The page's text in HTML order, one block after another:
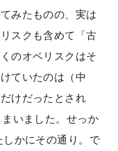
みたものの、実は
スクも含めて「古
のオベリスクはそ
ていたのは（中
けだったとされ
いました。せっか
しかにその通り。で